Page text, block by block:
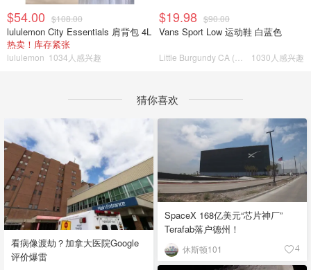
$54.00 $108.00
lululemon City Essentials 肩背包 4L
热卖！库存紧张
lululemon 1034人感兴趣
$19.98 $90.00
Vans Sport Low 运动鞋 白蓝色
1030人感兴趣
猜你喜欢
看病像渡劫？加拿大医院Google
评价爆雷
SpaceX 168亿美元“芯片神厂”
Terafab落户德州！
休斯顿101 4